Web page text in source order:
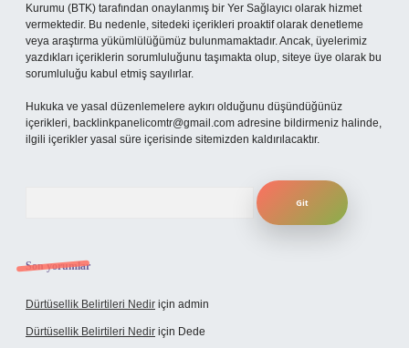
Kurumu (BTK) tarafından onaylanmış bir Yer Sağlayıcı olarak hizmet
vermektedir. Bu nedenle, sitedeki içerikleri proaktif olarak denetleme
veya araştırma yükümlülüğümüz bulunmamaktadır. Ancak, üyelerimiz
yazdıkları içeriklerin sorumluluğunu taşımakta olup, siteye üye olarak bu
sorumluluğu kabul etmiş sayılırlar.
Hukuka ve yasal düzenlemelere aykırı olduğunu düşündüğünüz
içerikleri, backlinkpanelicomtr@gmail.com adresine bildirmeniz halinde,
ilgili içerikler yasal süre içerisinde sitemizden kaldırılacaktır.
Son yorumlar
Dürtüsellik Belirtileri Nedir için admin
Dürtüsellik Belirtileri Nedir için Dede